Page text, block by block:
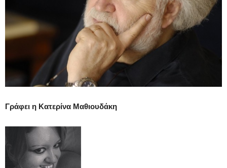
Γράφει η Κατερίνα Μαθιουδάκη